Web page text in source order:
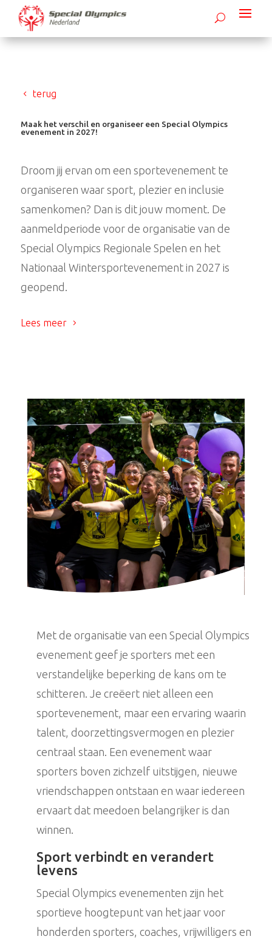
terug
Maak het verschil en organiseer een Special Olympics
evenement in 2027!
Droom jij ervan om een sportevenement te
organiseren waar sport, plezier en inclusie
samenkomen? Dan is dit jouw moment. De
aanmeldperiode voor de organisatie van de
Special Olympics Regionale Spelen en het
Nationaal Wintersportevenement in 2027 is
geopend.
Lees meer
Met de organisatie van een Special Olympics
evenement geef je sporters met een
verstandelijke beperking de kans om te
schitteren. Je creëert niet alleen een
sportevenement, maar een ervaring waarin
talent, doorzettingsvermogen en plezier
centraal staan. Een evenement waar
sporters boven zichzelf uitstijgen, nieuwe
vriendschappen ontstaan en waar iedereen
ervaart dat meedoen belangrijker is dan
winnen.
Sport verbindt en verandert
levens
Special Olympics evenementen zijn het
sportieve hoogtepunt van het jaar voor
honderden sporters, coaches, vrijwilligers en